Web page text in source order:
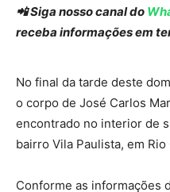
📲 Siga nosso canal do
receba informações em
No final da tarde deste
o corpo de José Carlos
encontrado no interior de
bairro Vila Paulista, em Rio
Conforme as informações